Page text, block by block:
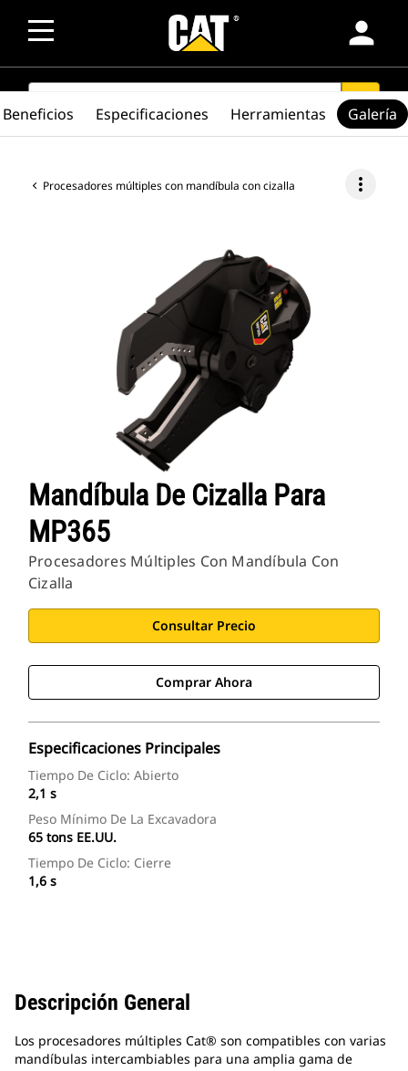
person
SEARCH search
Procesadores múltiples con mandíbula con cizalla more_vert
Mandíbula De Cizalla Para
MP365
Procesadores Múltiples Con Mandíbula Con
Cizalla
Consultar Precio
Comprar Ahora
Especificaciones Principales
Tiempo De Ciclo: Abierto
2,1 s
Peso Mínimo De La Excavadora
65 tons EE.UU.
Tiempo De Ciclo: Cierre
1,6 s
Beneficios Especificaciones Herramientas Galería
Descripción General
Los procesadores múltiples Cat® son compatibles con varias
mandíbulas intercambiables para una amplia gama de